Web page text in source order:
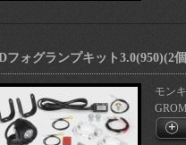
フォグランプキット3.0(950)(2
モン